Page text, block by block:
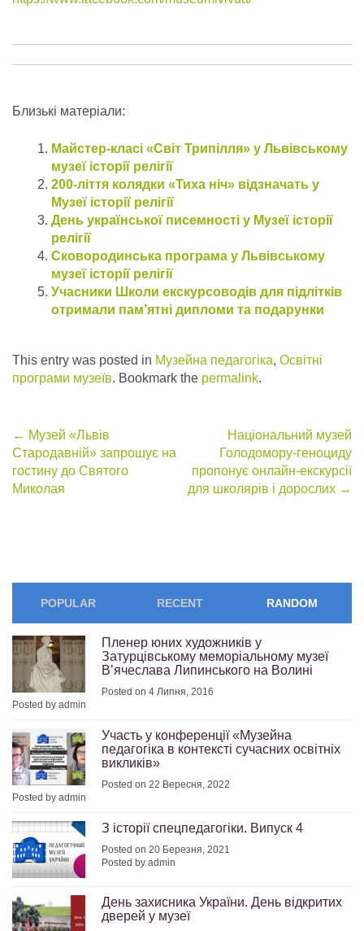
Близькі матеріали:
Майстер-класі «Світ Трипілля» у Львівському
музеї історії релігії
200-ліття колядки «Тиха ніч» відзначать у
Музеї історії релігії
День української писемності у Музеї історії
релігії
Сковородинська програма у Львівському
музеї історії релігії
Учасники Школи екскурсоводів для підлітків
отримали пам’ятні дипломи та подарунки
This entry was posted in Музейна педагогіка, Освітні
програми музеїв. Bookmark the permalink.
Post
navigation
← Музей «Львів
Стародавній» запрошує на
гостину до Святого
Миколая
Національний музей
Голодомору-геноциду
пропонує онлайн-екскурсії
для школярів і дорослих →
POPULAR RECENT RANDOM
Пленер юних художників у
Затурцівському меморіальному музеї
В’ячеслава Липинського на Волині
Posted on 4 Липня, 2016
Posted by admin
Участь у конференції «Музейна
педагогіка в контексті сучасних освітніх
викликів»
Posted on 22 Вересня, 2022
Posted by admin
З історії спецпедагогіки. Випуск 4
Posted on 20 Березня, 2021
Posted by admin
День захисника України. День відкритих
дверей у музеї